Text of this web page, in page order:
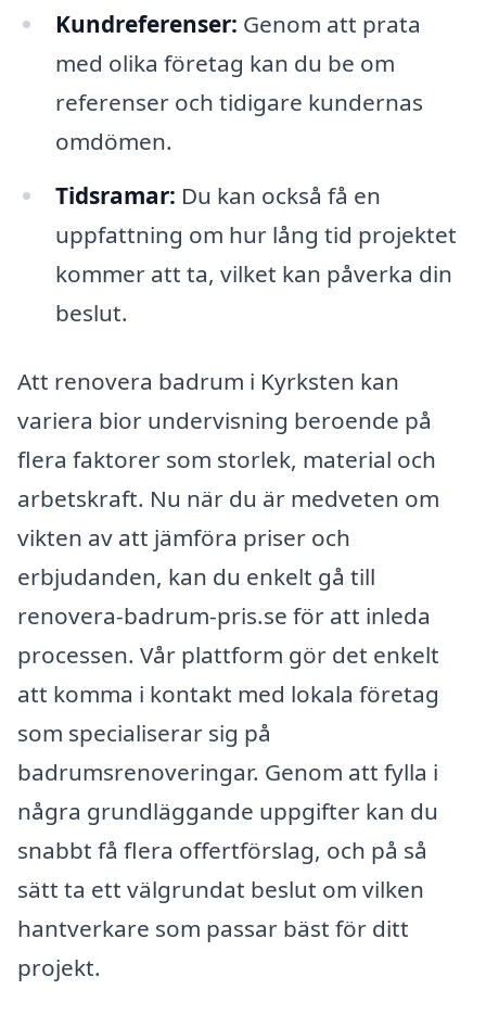
Kundreferenser: Genom att prata
med olika företag kan du be om
referenser och tidigare kundernas
omdömen.
Tidsramar: Du kan också få en
uppfattning om hur lång tid projektet
kommer att ta, vilket kan påverka din
beslut.
Att renovera badrum i Kyrksten kan
variera bior undervisning beroende på
flera faktorer som storlek, material och
arbetskraft. Nu när du är medveten om
vikten av att jämföra priser och
erbjudanden, kan du enkelt gå till
renovera-badrum-pris.se för att inleda
processen. Vår plattform gör det enkelt
att komma i kontakt med lokala företag
som specialiserar sig på
badrumsrenoveringar. Genom att fylla i
några grundläggande uppgifter kan du
snabbt få flera offertförslag, och på så
sätt ta ett välgrundat beslut om vilken
hantverkare som passar bäst för ditt
projekt.